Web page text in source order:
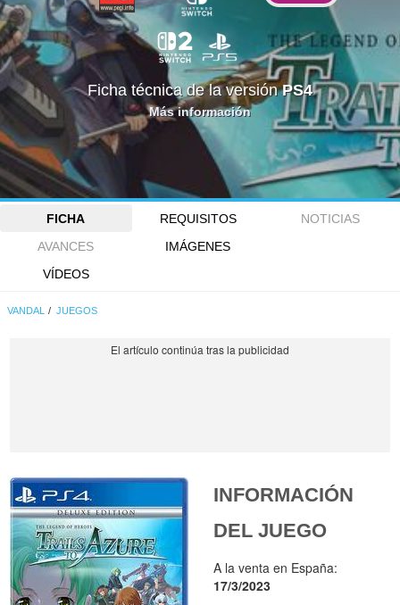
Ficha técnica de la versiónPS4
Más información
FICHA REQUISITOS
NOTICIAS
AVANCES
IMÁGENES
VÍDEOS
VANDAL JUEGOS
INFORMACIÓN
DEL JUEGO
A la venta en España:
17/3/2023